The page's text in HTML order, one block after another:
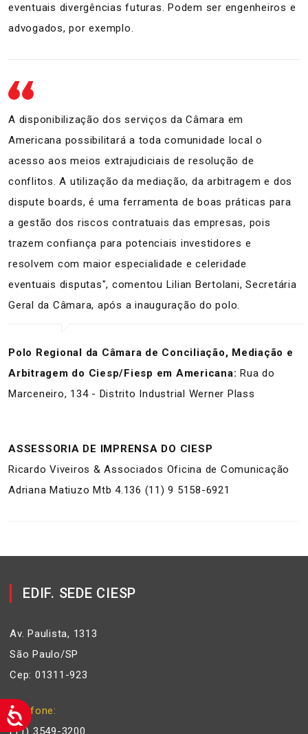
eventuais divergências futuras. Podem ser engenheiros e
advogados, por exemplo.
A disponibilização dos serviços da Câmara em
Americana possibilitará a toda comunidade local o
acesso aos meios extrajudiciais de resolução de
conflitos. A utilização da mediação, da arbitragem e dos
dispute boards, é uma ferramenta de boas práticas para
a gestão dos riscos contratuais das empresas, pois
trazem confiança para potenciais investidores e
resolvem com maior especialidade e celeridade
eventuais disputas", comentou Lilian Bertolani, Secretária
Geral da Câmara, após a inauguração do polo.
Polo Regional da Câmara de Conciliação, Mediação e
Arbitragem do Ciesp/Fiesp em Americana: Rua do
Marceneiro, 134 - Distrito Industrial Werner Plass
ASSESSORIA DE IMPRENSA DO CIESP
Ricardo Viveiros & Associados Oficina de Comunicação
Adriana Matiuzo Mtb 4.136 (11) 9 5158-6921
EDIF. SEDE CIESP
Av. Paulista, 1313
São Paulo/SP
Cep: 01311-923
Telefone
(11) 3549-3200